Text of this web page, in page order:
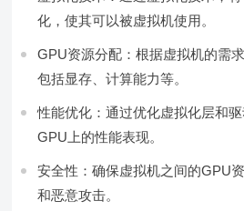
化，使其可以被虚拟机使用。
GPU资源分配：根据虚拟机的需
包括显存、计算能力等。
性能优化：通过优化虚拟化层和
GPU上的性能表现。
安全性：确保虚拟机之间的GPU
和恶意攻击。